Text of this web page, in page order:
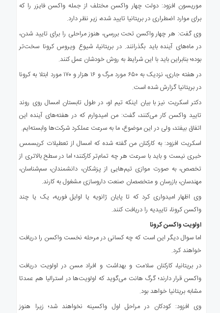
موریسون افزود: دولت چهار واکسن مختلف از جمله واکسن فایزر را که
برای موارد اضطراری در بریتانیا تایید شده، زیر نظر دارد.
وی گفت: هر چهار واکسن تحت بررسی، هنوز مراحلی را برای تایید شدن،
در ماه‌های آینده باید بگذرانند. در بریتانیا، شیوع ویروس کرونا سخت‌تر
بوده؛ بنابراین باید با این شرایط به روش خودشان عمل کنند.
در هفته جاری، نزدیک به ۶۵۰ مورد مرگ و ۱۶ هزار و ۱۷۰ مورد ابتلا به کرونا
در بریتانیا گزارش شده است.
دکتر اسکریت نیز با بیان اینکه تیم او، در طول تابستان امسال روی روند
تایید واکسن کار می‌کنند، گفت: من امیدوارم که در هفته‌های آینده این
اتفاق بیفتد، ولی در این موضوع، ما به سرعت عملکرد شرکت‌ها وابسته‌ایم.
اسکریت افزود: به کارکنان من گفته شده که امسال از تعطیلات کریسمس
خبری نیست و باید با سرعت هر چه تمام‌تر کارکنند؛ اما در سطح بالاتری از
تخصص، به صورت موازی تیم‌هایی از پزشکان، دانشمندان، سم‌شناسان،
مهندسان، بازرسان و متخصصان صنعت داروسازی مشغول به کارند.
وی اظهار امیدواری کرد که تا پایان ژانویه یا اوایل فوریه، یک یا چند
واکسن کرونا، تاییدیه را دریافت کنند.
اولویت واکسن کرونا
اما سوال دیگر این است که چه کسانی در مرحله نخست واکسن را دریافت
خواهند کرد.
در بریتانیا، کارکنان سلامت و بهداشت و افراد مسن در اولویت دریافت
واکسن قرار دارند؛ گرگ هانت می‌گوید که اولویت‌ها در استرالیا هم عمدتا
مشابه بریتانیا خواهد بود.
وی افزود: کودکان در مراحل اول واکسینه نخواهند شد؛ زیرا هنوز